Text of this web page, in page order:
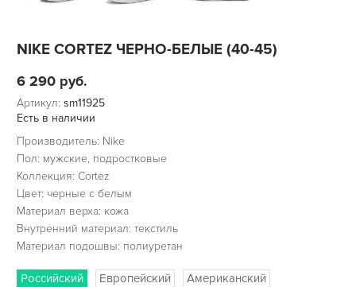
NIKE CORTEZ ЧЕРНО-БЕЛЫЕ (40-45)
6 290 руб.
Артикул: sm11925
Есть в наличии
Производитель: Nike
Пол: мужские, подростковые
Коллекция: Cortez
Цвет: черные с белым
Материал верха: кожа
Внутренний материал: текстиль
Материал подошвы: полиуретан
Российский Европейский
Американский